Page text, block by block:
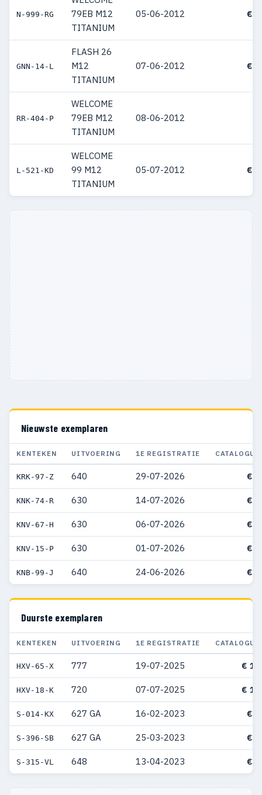
N-999-RG
79EB M12
TITANIUM
05-06-2012 €
GNN-14-L
FLASH 26
M12
TITANIUM
07-06-2012 €
RR-404-P
WELCOME
79EB M12
TITANIUM
08-06-2012
L-521-KD
WELCOME
99 M12
TITANIUM
05-07-2012 €
Nieuwste exemplaren
KENTEKEN UITVOERING 1E REGISTRATIE
KRK-97-Z 640 29-07-2026 €
KNK-74-R 630 14-07-2026 €
KNV-67-H 630 06-07-2026 €
KNV-15-P 630 01-07-2026 €
KNB-99-J 640 24-06-2026 €
Duurste exemplaren
KENTEKEN UITVOERING 1E REGISTRATIE
HXV-65-X 777 19-07-2025 €
HXV-18-K 720 07-07-2025 €
S-014-KX 627 GA 16-02-2023 €
S-396-SB 627 GA 25-03-2023 €
S-315-VL 648 13-04-2023 €